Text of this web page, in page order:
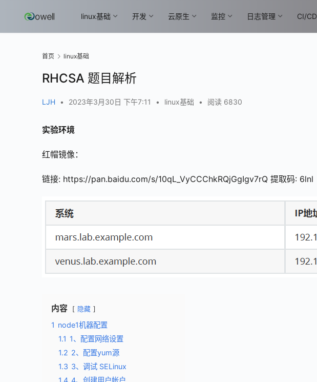
linux基础 开发 云原生 监控 日志管理 CI/CD
首页 linux基础
RHCSA 题目解析
LJH • 2023年3月30日 下午7:11 • linux基础 • 阅读 6830
实验环境
红帽镜像：
链接: https://pan.baidu.com/s/10qL_VyCCChkRQjGgIgv7rQ 提取码: 6lnl
内容 隐藏
1 node1机器配置
1.1 1、配置⽹络设置
1.2 2、配置yum源
1.3 3、调试 SELinux